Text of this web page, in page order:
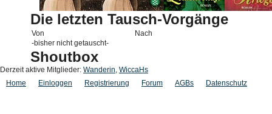
Die letzten Tausch-Vorgänge
Von
Nach
-bisher nicht getauscht-
Shoutbox
Derzeit aktive Mitglieder: Wanderin, WiccaHs
Home
Einloggen Registrierung Forum AGBs Datenschutz